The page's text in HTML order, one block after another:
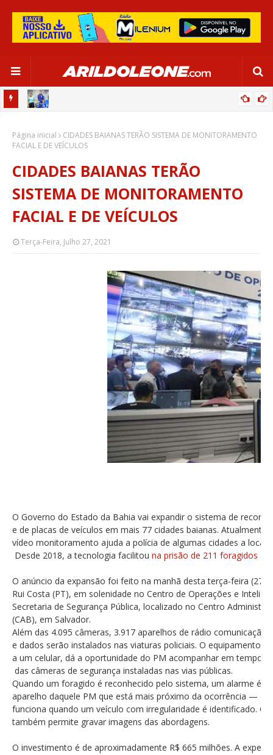
SALVADOR
Página inicial
CIDADES BAIANAS TERÃO SISTEMA DE MONITORAMENTO
FACIAL E DE VEÍCULOS
CIDADES BAIANAS TERÃO
SISTEMA DE MONITORAMENTO
FACIAL E DE VEÍCULOS
Terça-Feira, Julho 27, 2021
O Governo do Estado da Bahia vai expandir o sistema de
e de placas de veículos em mais 77 cidades baianas.
vídeo monitoramento ajuda a polícia de algumas cidades a
Desde 2018, a tecnologia facilitou na prisão de 211 foragidos da
O anúncio da expansão foi feito na manhã desta terça-feira (27)
Rui Costa (PT), em solenidade no Centro de Operações e
Secretaria de Segurança Pública, localizado no Centro
(CAB), em Salvador.
Além das 4.095 câmeras, 3.917 aparelhos de rádio comunicação
e dados serão instalados nas viaturas policiais. O equipamento,
a um celular, dá a oportunidade do PM acompanhar em tempo
das câmeras de segurança instaladas nas vias públicas.
Quando um foragido é reconhecido pelo sistema, um alarme é
aparelho daquele PM que está mais próximo da ocorrência — o
funciona quando um veículo com irregularidade é identificado. O
também permite gravar imagens das abordagens.
O investimento é de aproximadamente R$ 665 milhões. A